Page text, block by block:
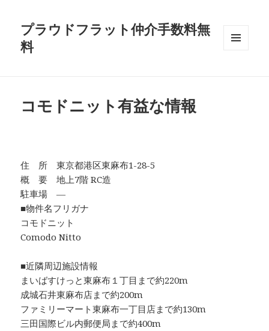
プラウドフラット仲介手数料無
料
コモドニット有益な情報
住 所 東京都港区東麻布1-28-5
概 要 地上7階 RC造
駐車場 ―
■物件名フリガナ
コモドニット
Comodo Nitto
■近隣周辺施設情報
まいばすけっと東麻布１丁目まで約220m
成城石井東麻布店まで約200m
ファミリーマート東麻布一丁目店まで約130m
三田国際ビル内郵便局まで約400m